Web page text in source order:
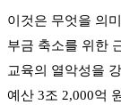
이것은 무엇을 의
부금 축소를 위한
교육의 열악성을
예산 3조 2,000억